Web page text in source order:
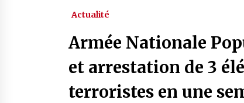
4 ans ago
Mythes et croyances /
4 ans ago
Actualité
Armée Nationale
et arrestation de 3
terroristes en une